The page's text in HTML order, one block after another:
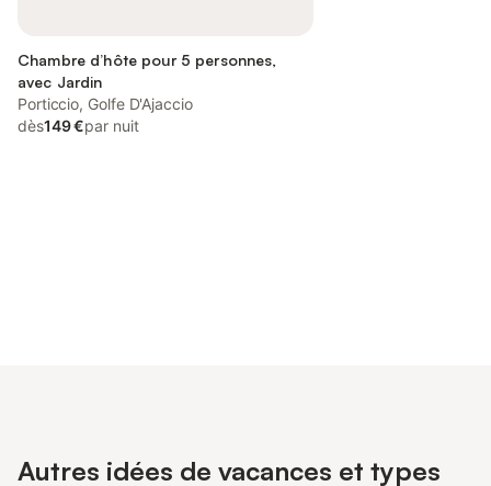
Chambre d’hôte pour 5 personnes,
avec Jardin
Porticcio, Golfe D'Ajaccio
dès149 €par nuit
Autres idées de vacances et types